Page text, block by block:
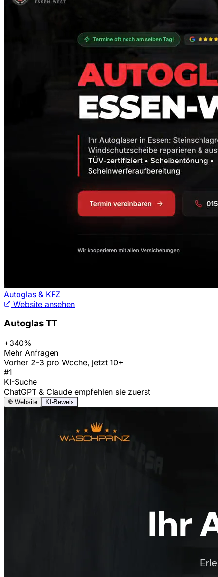
Autoglas & KFZ
Website ansehen
Autoglas TT
+340%
Mehr Anfragen
Vorher 2–3 pro Woche, jetzt 10+
#1
KI-Suche
ChatGPT & Claude empfehlen sie zuerst
Website KI-Beweis